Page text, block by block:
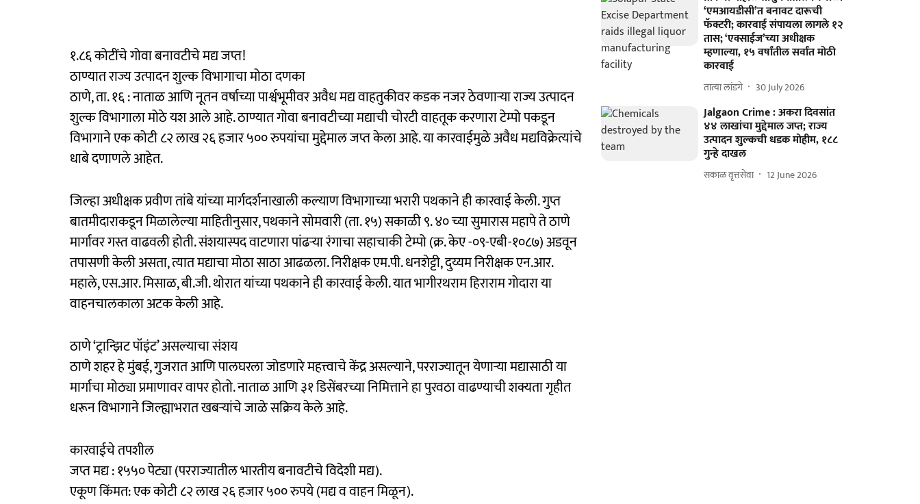
१.८६ कोटींचे गोवा बनावटीचे मद्य जप्त!
ठाण्यात राज्य उत्पादन शुल्क विभागाचा मोठा दणका
ठाणे, ता. १६ : नाताळ आणि नूतन वर्षाच्या पार्श्वभूमीवर अवैध मद्य वाहतुकीवर कडक नजर ठेवणाऱ्या राज्य उत्पादन
शुल्क विभागाला मोठे यश आले आहे. ठाण्यात गोवा बनावटीच्या मद्याची चोरटी वाहतूक करणारा टेम्पो पकडून
विभागाने एक कोटी ८२ लाख २६ हजार ५०० रुपयांचा मुद्देमाल जप्त केला आहे. या कारवाईमुळे अवैध मद्यविक्रेत्यांचे
धाबे दणाणले आहेत.
जिल्हा अधीक्षक प्रवीण तांबे यांच्या मार्गदर्शनाखाली कल्याण विभागाच्या भरारी पथकाने ही कारवाई केली. गुप्त
बातमीदाराकडून मिळालेल्या माहितीनुसार, पथकाने सोमवारी (ता. १५) सकाळी ९. ४० च्या सुमारास महापे ते ठाणे
मार्गावर गस्त वाढवली होती. संशयास्पद वाटणारा पांढऱ्या रंगाचा सहाचाकी टेम्पो (क्र. केए -०९-एबी-१०८७) अडवून
तपासणी केली असता, त्यात मद्याचा मोठा साठा आढळला. निरीक्षक एम.पी. धनशेट्टी, दुय्यम निरीक्षक एन.आर.
महाले, एस.आर. मिसाळ, बी.जी. थोरात यांच्या पथकाने ही कारवाई केली. यात भागीरथराम हिराराम गोदारा या
वाहनचालकाला अटक केली आहे.
ठाणे ‘ट्रान्झिट पॉइंट’ असल्याचा संशय
ठाणे शहर हे मुंबई, गुजरात आणि पालघरला जोडणारे महत्त्वाचे केंद्र असल्याने, परराज्यातून येणाऱ्या मद्यासाठी या
मार्गाचा मोठ्या प्रमाणावर वापर होतो. नाताळ आणि ३१ डिसेंबरच्या निमित्ताने हा पुरवठा वाढण्याची शक्यता गृहीत
धरून विभागाने जिल्ह्याभरात खबऱ्यांचे जाळे सक्रिय केले आहे.
कारवाईचे तपशील
जप्त मद्य : १५५० पेट्या (परराज्यातील भारतीय बनावटीचे विदेशी मद्य).
एकूण किंमत: एक कोटी ८२ लाख २६ हजार ५०० रुपये (मद्य व वाहन मिळून).
‘एमआयडीसी’त बनावट दारूची
फॅक्टरी; कारवाई संपायला लागले १२
तास; ‘एक्साईज’च्या अधीक्षक
म्हणाल्या, १५ वर्षांतील सर्वांत मोठी
कारवाई
तात्या लांडगे 30 July 2026
Jalgaon Crime : अकरा दिवसांत
४४ लाखांचा मुद्देमाल जप्त; राज्य
उत्पादन शुल्कची धडक मोहीम, १८८
गुन्हे दाखल
सकाळ वृत्तसेवा 12 June 2026